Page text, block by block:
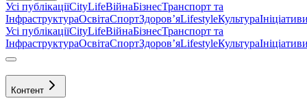
Усі публікаціїCityLifeВійнаБізнесТранспорт та
ІнфраструктураОсвітаСпортЗдоровʼяLifestyleКультура
Усі публікаціїCityLifeВійнаБізнесТранспорт та
ІнфраструктураОсвітаСпортЗдоровʼяLifestyleКультура
Контент